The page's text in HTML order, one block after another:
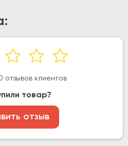
отзывов клиентов
товар?
отзыв